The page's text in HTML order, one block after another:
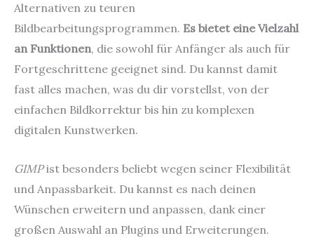
Alternativen zu teuren
Bildbearbeitungsprogrammen. Es bietet eine Vielzahl
an Funktionen, die sowohl für Anfänger als auch für
Fortgeschrittene geeignet sind. Du kannst damit
fast alles machen, was du dir vorstellst, von der
einfachen Bildkorrektur bis hin zu komplexen
digitalen Kunstwerken.
GIMPist besonders beliebt wegen seiner Flexibilität
und Anpassbarkeit. Du kannst es nach deinen
Wünschen erweitern und anpassen, dank einer
großen Auswahl an Plugins und Erweiterungen.